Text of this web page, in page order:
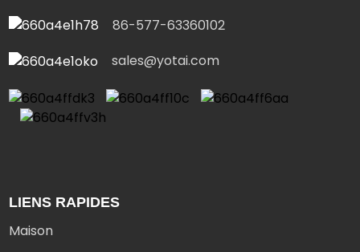
86-577-63360102
sales@yotai.com
LIENS RAPIDES
Maison